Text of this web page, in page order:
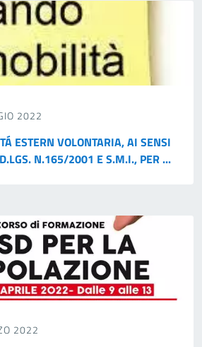
2022
ESTERN VOLONTARIA, AI SENSI
D.LGS. N.165/2001 E S.M.I., PER ...
2022